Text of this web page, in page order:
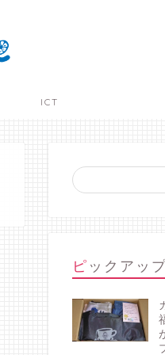
ICT
ピックアッ